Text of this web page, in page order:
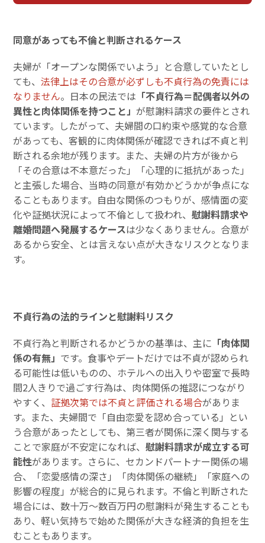
同意があっても不倫と判断されるケース
夫婦が「オープンな関係でいよう」と合意していたとし
ても、法律上はその合意が必ずしも不貞行為の免責には
なりません。日本の民法では 「不貞行為＝配偶者以外の
異性と肉体関係を持つこと」が慰謝料請求の要件とされ
ています。したがって、夫婦間の口約束や感覚的な合意
があっても、客観的に肉体関係が確認できれば不貞と判
断される余地が残ります。また、夫婦の片方が後から
「その合意は不本意だった」「心理的に抵抗があった」
と主張した場合、当時の同意が有効かどうかが争点にな
ることもあります。自由な関係のつもりが、感情面の変
化や証拠状況によって不倫として扱われ、慰謝料請求や
離婚問題へ発展するケースは少なくありません。合意が
あるから安全、とは言えない点が大きなリスクとなりま
す。
不貞行為の法的ラインと慰謝料リスク
不貞行為と判断されるかどうかの基準は、主に 「肉体関
係の有無」 です。食事やデートだけでは不貞が認められ
る可能性は低いものの、ホテルへの出入りや密室で長時
間2人きりで過ごす行為は、肉体関係の推認につながり
やすく、 証拠次第では不貞と評価される場合がありま
す。また、夫婦間で「自由恋愛を認め合っている」とい
う合意があったとしても、第三者が関係に深く関与する
ことで家庭が不安定になれば、慰謝料請求が成立する可
能性があります。さらに、セカンドパートナー関係の場
合、「恋愛感情の深さ」「肉体関係の継続」「家庭への
影響の程度」が総合的に見られます。不倫と判断された
場合には、数十万～数百万円の慰謝料が発生することも
あり、軽い気持ちで始めた関係が大きな経済的負担を生
むこともあります。